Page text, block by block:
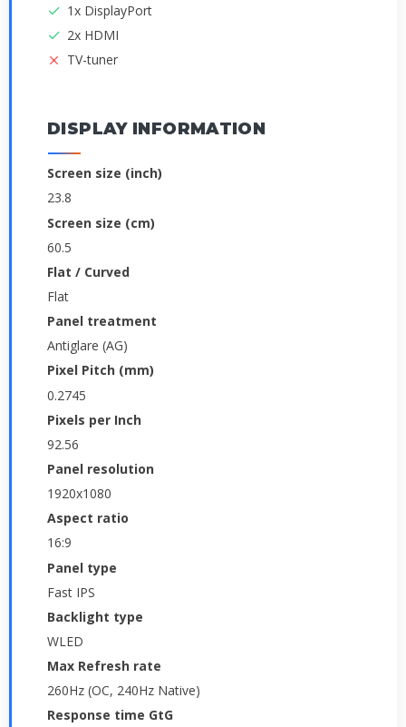
1x DisplayPort
2x HDMI
TV-tuner
DISPLAY INFORMATION
Screen size (inch)
23.8
Screen size (cm)
60.5
Flat / Curved
Flat
Panel treatment
Antiglare (AG)
Pixel Pitch (mm)
0.2745
Pixels per Inch
92.56
Panel resolution
1920x1080
Aspect ratio
16:9
Panel type
Fast IPS
Backlight type
WLED
Max Refresh rate
260Hz (OC, 240Hz Native)
Response time GtG